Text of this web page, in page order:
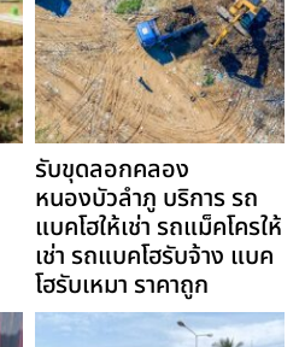
รับขุดลอกคลอง
หนองบัวลำภู บริการ รถ
แบคโฮให้เช่า รถแม็คโครให้
เช่า รถแบคโฮรับจ้าง แบค
โฮรับเหมา ราคาถูก